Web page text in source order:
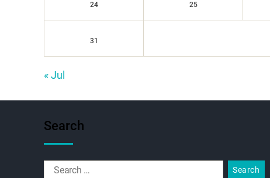
24 25
31
« Jul
Search